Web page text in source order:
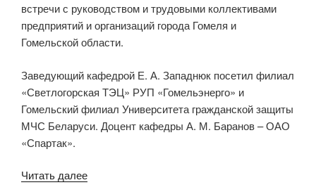
встречи с руководством и трудовыми коллективами
предприятий и организаций города Гомеля и
Гомельской области.
Заведующий кафедрой Е. А. Западнюк посетил филиал
«Светлогорская ТЭЦ» РУП «Гомельэнерго» и
Гомельский филиал Университета гражданской защиты
МЧС Беларуси. Доцент кафедры А. М. Баранов – ОАО
«Спартак».
Читать далее«Обсуждение